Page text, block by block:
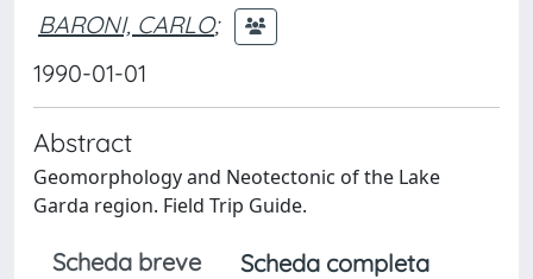
BARONI, CARLO;
1990-01-01
Abstract
Geomorphology and Neotectonic of the Lake
Garda region. Field Trip Guide.
Scheda breve
Scheda completa